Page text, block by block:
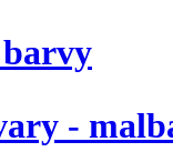
barvy
-